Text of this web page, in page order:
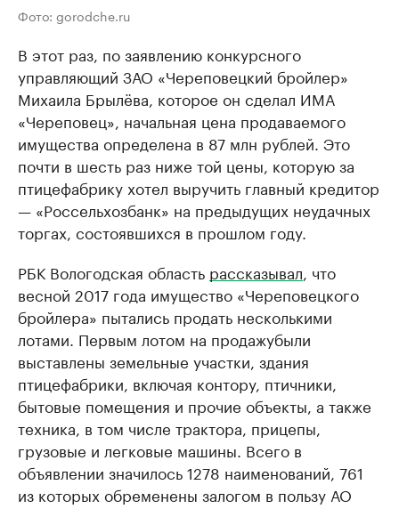
Фото: gorodche.ru
В этот раз, по заявлению конкурсного
управляющий ЗАО «Череповецкий бройлер»
Михаила Брылёва, которое он сделал ИМА
«Череповец», начальная цена продаваемого
имущества определена в 87 млн рублей. Это
почти в шесть раз ниже той цены, которую за
птицефабрику хотел выручить главный кредитор
— «Россельхозбанк» на предыдущих неудачных
торгах, состоявшихся в прошлом году.
РБК Вологодская область рассказывал , что
весной 2017 года имущество «Череповецкого
бройлера» пытались продать несколькими
лотами. Первым лотом на продажубыли
выставлены земельные участки, здания
птицефабрики, включая контору, птичники,
бытовые помещения и прочие объекты, а также
техника, в том числе трактора, прицепы,
грузовые и легковые машины. Всего в
объявлении значилось 1278 наименований, 761
из которых обременены залогом в пользу АО